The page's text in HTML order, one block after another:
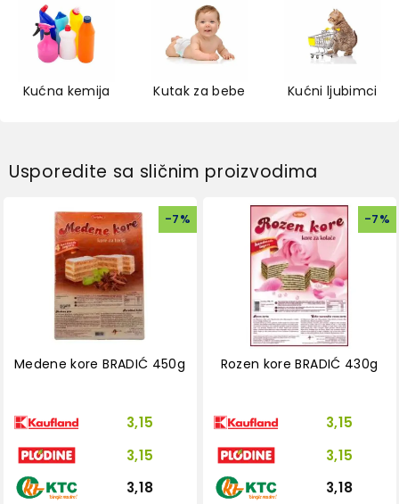
Kućna kemija Kutak za bebe Kućni ljubimci
Usporedite sa sličnim proizvodima
-7%
Medene kore BRADIĆ 450g
3,15
3,15
3,18
-7%
Rozen kore BRADIĆ 430g
3,15
3,15
3,18